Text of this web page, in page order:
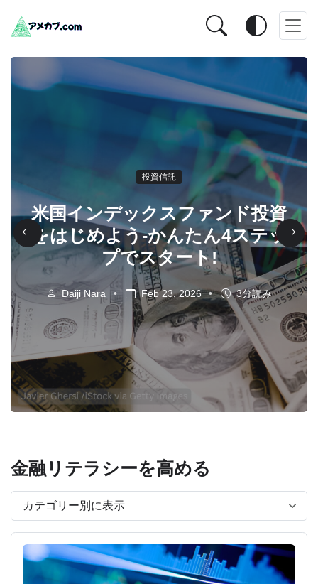
投資信託
米国インデックスファンド投資
をはじめよう-かんたん4ステッ
プでスタート!
Daiji Nara Feb 23, 2026 3分読み
金融リテラシーを高める